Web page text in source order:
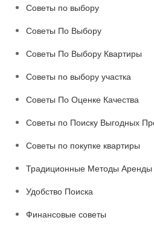
Советы по выбору
Советы По Выбору
Советы По Выбору Квартиры
Советы по выбору участка
Советы По Оценке Качества
Советы по Поиску Выгодных
Советы по покупке квартиры
Традиционные Методы Аренды
Удобство Поиска
Финансовые советы